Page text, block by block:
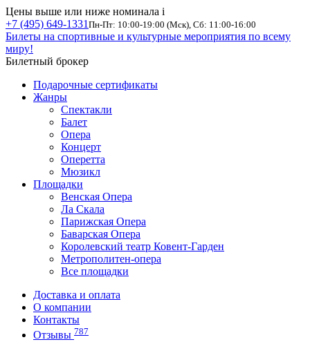
Цены выше или ниже номинала i
+7 (495) 649-1331 Пн-Пт: 10:00-19:00 (Мск), Сб: 11:00-16:00
Билеты на спортивные и культурные мероприятия по всему
миру!
Билетный брокер
Подарочные сертификаты
Жанры
Спектакли
Балет
Опера
Концерт
Оперетта
Мюзикл
Площадки
Венская Опера
Ла Скала
Парижская Опера
Баварская Опера
Королевский театр Ковент-Гарден
Метрополитен-опера
Все площадки
Доставка и оплата
О компании
Контакты
Отзывы 787